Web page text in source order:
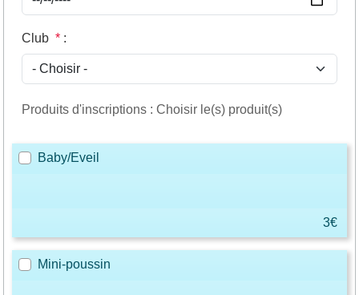
Club * :
Produits d'inscriptions : Choisir le(s) produit(s)
Baby/Eveil
3€
Mini-poussin